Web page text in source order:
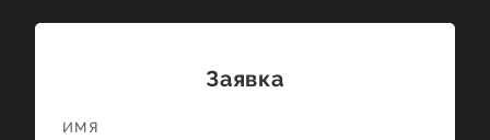
Заявка
ИМЯ